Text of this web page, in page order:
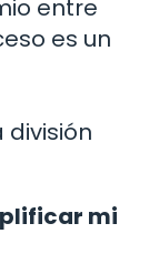
entre
es un
división
mi